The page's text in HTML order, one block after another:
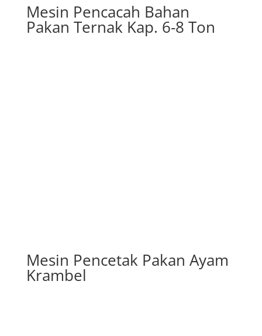
Mesin Pencacah Bahan
Pakan Ternak Kap. 6-8 Ton
Mesin Pencetak Pakan Ayam
Krambel